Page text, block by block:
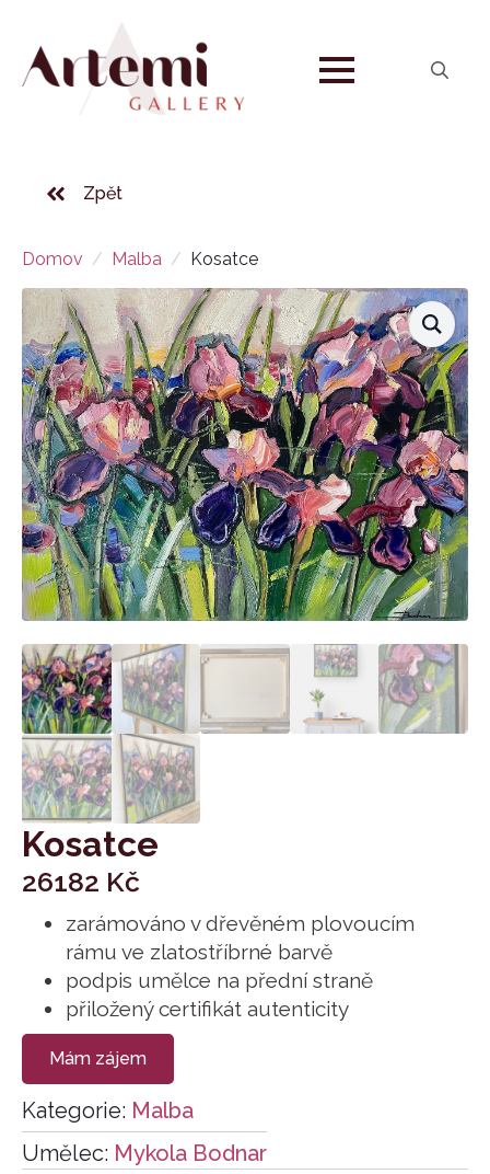
Zpět
Domov Malba Kosatce
Kosatce
26182 Kč
zarámováno v dřevěném plovoucím
rámu ve zlatostříbrné barvě
podpis umělce na přední straně
přiložený certifikát autenticity
Mám zájem
Kategorie: Malba
Umělec: Mykola Bodnar